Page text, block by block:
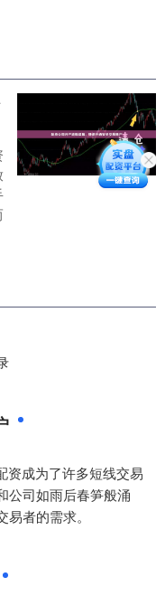
资成为了许多短线交易
公司如雨后春笋般涌
者的需求。